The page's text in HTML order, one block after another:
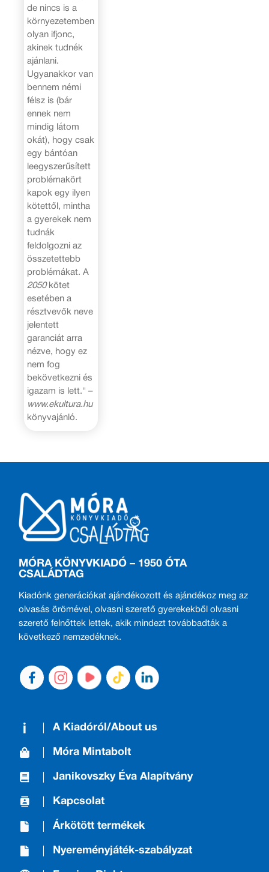
de nincs is a
környezetemben
olyan ifjonc,
akinek tudnék
ajánlani.
Ugyanakkor van
bennem némi
félsz is (bár
ennek nem
mindig látom
okát), hogy csak
egy bántóan
leegyszerűsített
problémakört
kapok egy ilyen
kötettől, mintha
a gyerekek nem
tudnák
feldolgozni az
összetettebb
problémákat. A
2050kötet
esetében a
résztvevők neve
jelentett
garanciát arra
nézve, hogy ez
nem fog
bekövetkezni és
igazam is lett." –
www.ekultura.hu
könyvajánló.
MÓRA KÖNYVKIADÓ – 1950 ÓTA
CSALÁDTAG
Kiadónk generációkat ajándékozott és ajándékoz meg az
olvasás örömével, olvasni szerető gyerekekből olvasni
szerető felnőttek lettek, akik mindezt továbbadták a
következő nemzedéknek.
A Kiadóról/About us
Móra Mintabolt
Janikovszky Éva Alapítvány
Kapcsolat
Árkötött termékek
Nyereményjáték-szabályzat